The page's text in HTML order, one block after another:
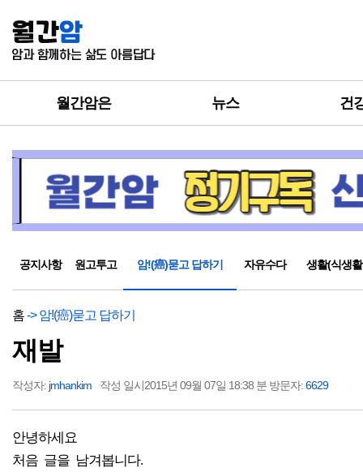
월간암은 뉴스 건
공지사항 원고투고 암!(癌)묻고 답하기 자유수다 생활(식생
홈-> 암!(癌)묻고 답하기
재발
작성자: jmhankim 작성 일시2015년 09월 07일 18:38 분 방문자:6629
안녕하세요
처음 글을 남겨봅니다.